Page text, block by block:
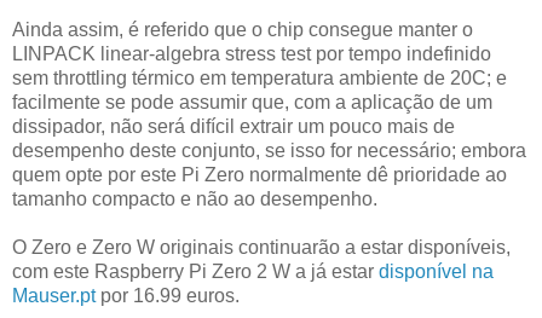
Ainda assim, é referido que o chip consegue manter o
LINPACK linear-algebra stress test por tempo indefinido
sem throttling térmico em temperatura ambiente de 20C; e
facilmente se pode assumir que, com a aplicação de um
dissipador, não será difícil extrair um pouco mais de
desempenho deste conjunto, se isso for necessário; embora
quem opte por este Pi Zero normalmente dê prioridade ao
tamanho compacto e não ao desempenho.
O Zero e Zero W originais continuarão a estar disponíveis,
com este Raspberry Pi Zero 2 W a já estar disponível na
Mauser.ptpor 16.99 euros.